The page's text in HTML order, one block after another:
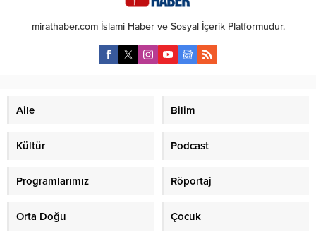
Göreve geldiğinden bu yana
küresel dengeleri sarsan ABD
Başkanı Donald Trump, aynı gün
içinde iki büyük cephede kriz
yarattı. Ülkesinin en büyük ticaret
mirathaber.com İslami Haber ve Sosyal İçerik Platformudur.
Aile Bilim
Kültür Podcast
Programlarımız Röportaj
Orta Doğu Çocuk